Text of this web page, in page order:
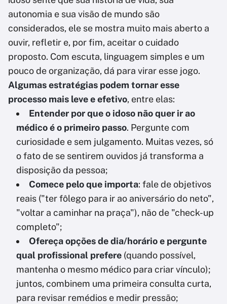
autonomia e sua visão de mundo são
considerados, ele se mostra muito mais aberto a
ouvir, refletir e, por fim, aceitar o cuidado
proposto. Com escuta, linguagem simples e um
pouco de organização, dá para virar esse jogo.
Algumas estratégias podem tornar esse
processo mais leve e efetivo, entre elas:
Entender por que o idoso não quer ir ao
médico é o primeiro passo. Pergunte com
curiosidade e sem julgamento. Muitas vezes, só
o fato de se sentirem ouvidos já transforma a
disposição da pessoa;
Comece pelo que importa: fale de objetivos
reais ("ter fôlego para ir ao aniversário do neto",
"voltar a caminhar na praça"), não de "check-up
completo";
Ofereça opções de dia/horário e pergunte
qual profissional prefere (quando possível,
mantenha o mesmo médico para criar vínculo);
juntos, combinem uma primeira consulta curta,
para revisar remédios e medir pressão;